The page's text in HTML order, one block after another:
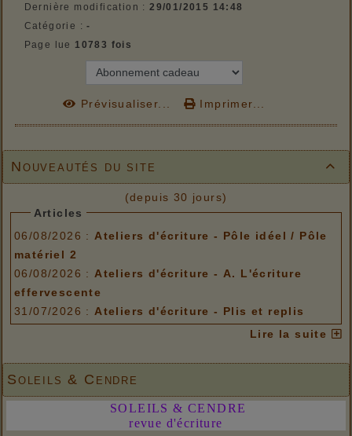

Nouveautés du site
(depuis 30 jours)
Articles
06/08/2026 : Ateliers d'écriture - Pôle idéel / Pôle
matériel 2
06/08/2026 : Ateliers d'écriture - A. L'écriture
effervescente
31/07/2026 : Ateliers d'écriture - Plis et replis
matériel 2
31/07/2026 :Ateliers d'écriture - Plis et replis
Lire la suite
Soleils & Cendre
SOLEILS & CENDRE
revue d'écriture
Dernière modification :29/01/2015 14:48
Catégorie :-
Page lue 10783 fois
Prévisualiser... Imprimer...